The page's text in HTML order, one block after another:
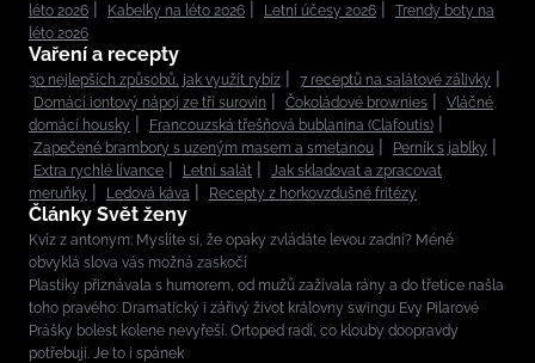
léto 2026
Kabelky na léto 2026 Letní účesy 2026
Trendy boty na
léto 2026
Vaření a recepty
30 nejlepších způsobů, jak využít rybíz
7 receptů na salátové zálivky
Domácí iontový nápoj ze tří surovin
Čokoládové brownies
Vláčné
domácí housky
Francouzská třešňová bublanina (Clafoutis)
Zapečené brambory s uzeným masem a smetanou
Perník s jablky
Extra rychlé lívance
Letní salát
Jak skladovat a zpracovat
meruňky
Ledová káva Recepty z horkovzdušné fritézy
Články Svět ženy
Kvíz z antonym: Myslíte si, že opaky zvládáte levou zadní? Méně
obvyklá slova vás možná zaskočí
Plastiky přiznávala s humorem, od mužů zažívala rány a do třetice našla
toho pravého: Dramatický i zářivý život královny swingu Evy Pilarové
Prášky bolest kolene nevyřeší. Ortoped radí, co klouby doopravdy
potřebují. Je to i spánek